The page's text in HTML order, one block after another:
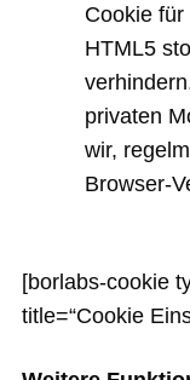
Cookie
HTML5
privaten
wir,
Browser-
[borlabs-cookie
title=“Cookie